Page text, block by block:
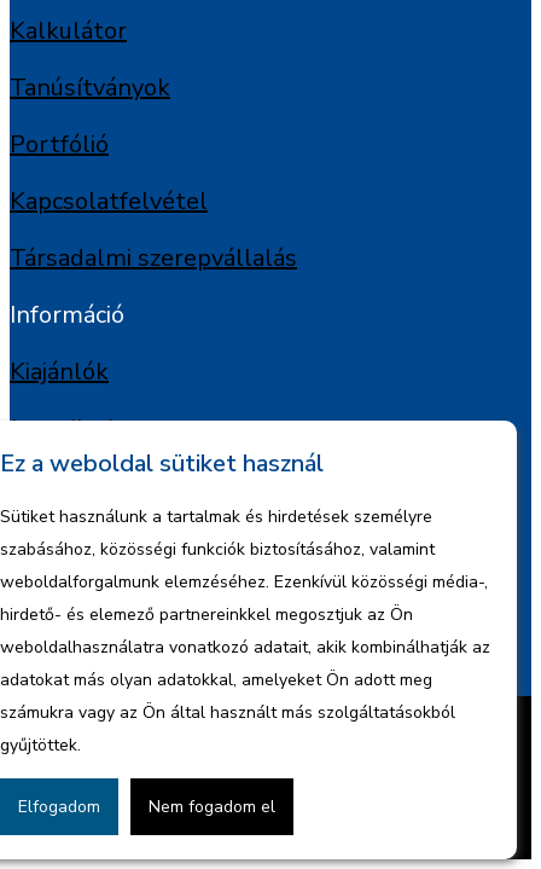
Kalkulátor
Tanúsítványok
Portfólió
Kapcsolatfelvétel
Társadalmi szerepvállalás
Információ
Kiajánlók
Jognyilatkozat
Adatkezelési tájékoztató
Céginformáció
Jelentések
Készítette:BonsAI HorizON Kft.
Minden jog fenntartva – 2026 © ENCO
Energy Kft.
Cookie tájékoztatóAdatvédelmi
nyilatkozat
Ez a weboldal sütiket használ
Sütiket használunk a tartalmak és hirdetések személyre
szabásához, közösségi funkciók biztosításához, valamint
weboldalforgalmunk elemzéséhez. Ezenkívül közösségi média-,
hirdető- és elemező partnereinkkel megosztjuk az Ön
weboldalhasználatra vonatkozó adatait, akik kombinálhatják az
adatokat más olyan adatokkal, amelyeket Ön adott meg
számukra vagy az Ön által használt más szolgáltatásokból
gyűjtöttek.
Elfogadom Nem fogadom el